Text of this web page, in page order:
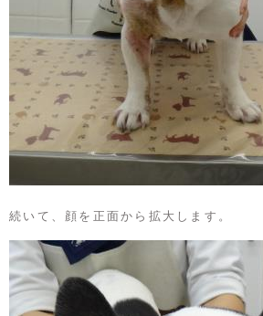
続いて、顔を正面から拡大します。